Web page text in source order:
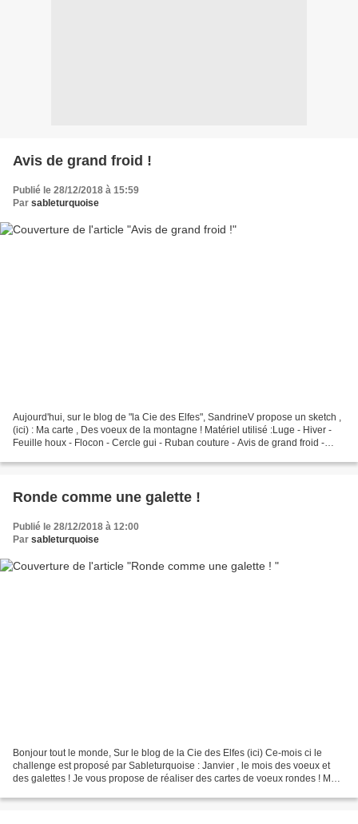
Avis de grand froid !
Publié le 28/12/2018 à 15:59
Par sableturquoise
Aujourd'hui, sur le blog de "la Cie des Elfes", SandrineV propose un sketch ,
(ici) : Ma carte , Des voeux de la montagne ! Matériel utilisé :Luge - Hiver -
Feuille houx - Flocon - Cercle gui - Ruban couture - Avis de grand froid -
Ronde comme une galette !
Publié le 28/12/2018 à 12:00
Par sableturquoise
Bonjour tout le monde, Sur le blog de la Cie des Elfes (ici) Ce-mois ci le
challenge est proposé par Sableturquoise : Janvier , le mois des voeux et
des galettes ! Je vous propose de réaliser des cartes de voeux rondes ! Ma